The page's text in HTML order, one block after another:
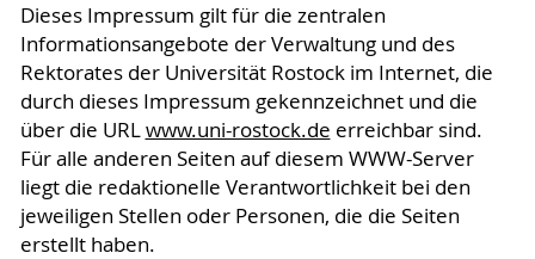
Dieses Impressum gilt für die zentralen
Informationsangebote der Verwaltung und des
Rektorates der Universität Rostock im Internet, die
durch dieses Impressum gekennzeichnet und die
über die URLwww.uni-rostock.de erreichbar sind.
Für alle anderen Seiten auf diesem WWW-Server
liegt die redaktionelle Verantwortlichkeit bei den
jeweiligen Stellen oder Personen, die die Seiten
erstellt haben.